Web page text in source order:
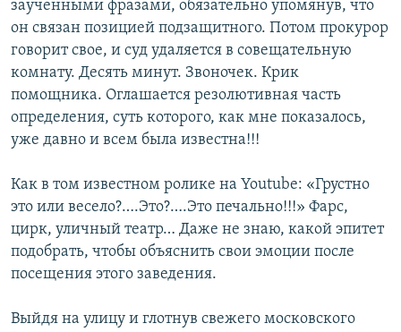
заученными фразами, обязательно упомянув, что
он связан позицией подзащитного. Потом прокурор
говорит свое, и суд удаляется в совещательную
комнату. Десять минут. Звоночек. Крик
помощника. Оглашается резолютивная часть
определения, суть которого, как мне показалось,
уже давно и всем была известна!!!
Как в том известном ролике на Youtube: «Грустно
это или весело?….Это?….Это печально!!!» Фарс,
цирк, уличный театр… Даже не знаю, какой эпитет
подобрать, чтобы объяснить свои эмоции после
посещения этого заведения.
Выйдя на улицу и глотнув свежего московского